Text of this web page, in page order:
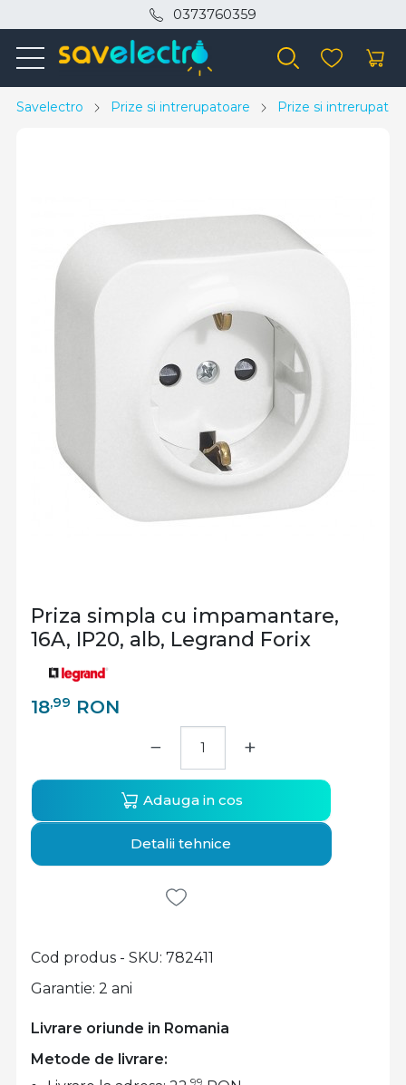
0373760359
Savelectro Prize si intrerupatoare Prize si
Priza simpla cu impamantare,
16A, IP20, alb, Legrand Forix
18,99 RON
Livrare oriunde in Romania
Cod produs - SKU 782411
Metode de livrare:
,99
− +
Adauga in cos
Detalii tehnice
Garantie: 2 ani